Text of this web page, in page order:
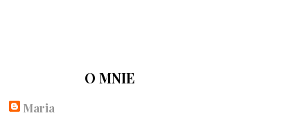
O MNIE
Maria